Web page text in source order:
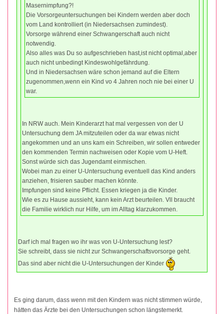
Masernimpfung?!
Die Vorsorgeuntersuchungen bei Kindern werden aber doch
vom Land kontrolliert (in Niedersachsen zumindest).
Vorsorge während einer Schwangerschaft auch nicht
notwendig.
Also alles was Du so aufgeschrieben hast,ist nicht optimal,aber
auch nicht unbedingt Kindeswohlgefährdung.
Und in Niedersachsen wäre schon jemand auf die Eltern
zugenommen,wenn ein Kind vo 4 Jahren noch nie bei einer U
war.
In NRW auch. Mein Kinderarzt hat mal vergessen von der U
Untersuchung dem JA mitzuteilen oder da war etwas nicht
angekommen und an uns kam ein Schreiben, wir sollen entweder
den kommenden Termin nachweisen oder Kopie vom U-Heft.
Sonst würde sich das Jugendamt einmischen.
Wobei man zu einer U-Untersuchung eventuell das Kind anders
anziehen, frisieren sauber machen könnte.
Impfungen sind keine Pflicht. Essen kriegen ja die Kinder.
Wie es zu Hause aussieht, kann kein Arzt beurteilen. Vll braucht
die Familie wirklich nur Hilfe, um im Alltag klarzukommen.
Darf ich mal fragen wo ihr was von U-Untersuchung lest?
Sie schreibt, dass sie nicht zur Schwangerschaftsvorsorge geht.
Das sind aber nicht die U-Untersuchungen der Kinder
Es ging darum, dass wenn mit den Kindern was nicht stimmen würde,
hätten das Ärzte bei den Untersuchungen schon längstemerkt.